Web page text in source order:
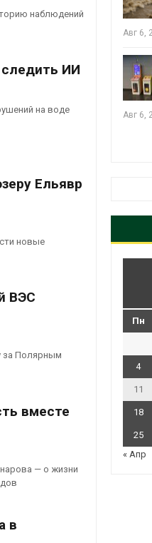
наблюдений
ИИ
на воде
Ельявр
новые
ВЭС
за Полярным
вместе
— о жизни
в
несколько
Авг 6,
Авг 6,
Пн
4
11
18
25
« Апр